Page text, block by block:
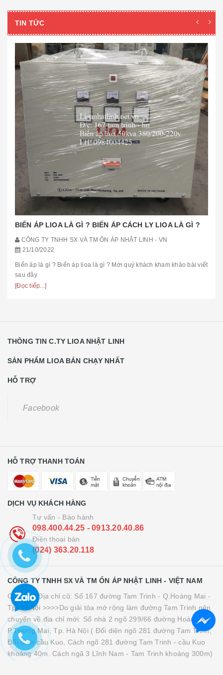
TIN TỨC
BIẾN ÁP LIOA LÀ GÌ ? BIẾN ÁP CÁCH LY LIOA LÀ GÌ ?
CÔNG TY TNHH SX VÀ TM ỔN ÁP NHẬT LINH - VN
21/10/2022
Biến áp là gì ? Biến áp lioa là gì ? Mời quý khách kham khảo bài viết
sau đây
[Đọc tiếp...]
THÔNG TIN C.TY LIOA NHẬT LINH
SẢN PHẨM LIOA BÁN CHẠY NHẤT
HỖ TRỢ
Facebook
HỖ TRỢ THANH TOÁN
DỊCH VỤ KHÁCH HÀNG
Tư vấn - Bảo hành
098.400.44.25 - 0913.20.40.86
Điện thoại bàn
(024) 363.20.118
CÔNG TY TNHH SX VÀ TM ỔN ÁP NHẬT LINH - VIỆT NAM
Cơ sở 1: Địa chỉ cũ: Số 167 đường Tam Trinh - Q.Hoàng Mai -
Tp.Hà Nội >>>>Do giải tỏa mở rộng làm đường Tam Trinh nên
chuyển về địa chỉ mới: Số nhà 2 ngõ 299/66 đường Hoàng Mai,
P.Tương Mai, Tp. Hà Nội ( Đối diện ngõ 281 đường Tam Trinh,
Đối diện cầu Kuo, Cách ngõ 281 đường Tam Trinh - cầu Kuo
khoảng 40m. Cách ngã 3 Lĩnh Nam - Tam Trinh khoảng 300m)